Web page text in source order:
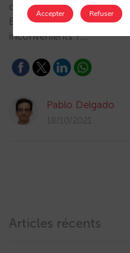
coexiste-t-il avec les
Booking.com ? Quels
inconvénients ?…
Pablo Delgado
18/10/2021
Articles récents
Accepter Refuser